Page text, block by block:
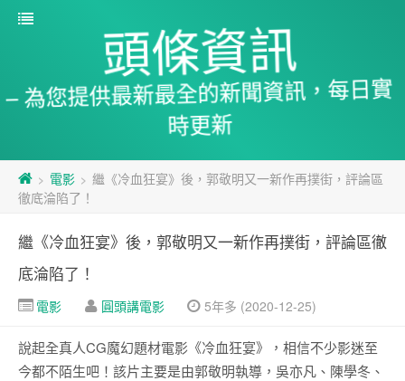
頭條資訊
– 為您提供最新最全的新聞資訊，每日實
時更新
> 電影 > 繼《冷血狂宴》後，郭敬明又一新作再撲街，評論區
徹底淪陷了！
繼《冷血狂宴》後，郭敬明又一新作再撲街，評論區徹
底淪陷了！
電影 圓頭講電影 5年多 (2020-12-25)
說起全真人CG魔幻題材電影《冷血狂宴》，相信不少影迷至
今都不陌生吧！該片主要是由郭敬明執導，吳亦凡、陳學冬、